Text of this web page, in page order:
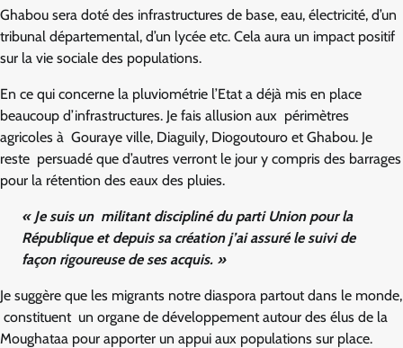
Ghabou sera doté des infrastructures de base, eau, électricité, d’un
tribunal départemental, d’un lycée etc. Cela aura un impact positif
sur la vie sociale des populations.
En ce qui concerne la pluviométrie l’Etat a déjà mis en place
beaucoup d’infrastructures. Je fais allusion aux périmètres
agricoles à Gouraye ville, Diaguily, Diogoutouro et Ghabou. Je
reste persuadé que d’autres verront le jour y compris des barrages
pour la rétention des eaux des pluies.
« Je suis un militant discipliné du parti Union pour la
République et depuis sa création j’ai assuré le suivi de
façon rigoureuse de ses acquis. »
Je suggère que les migrants notre diaspora partout dans le monde,
constituent un organe de développement autour des élus de la
Moughataa pour apporter un appui aux populations sur place.